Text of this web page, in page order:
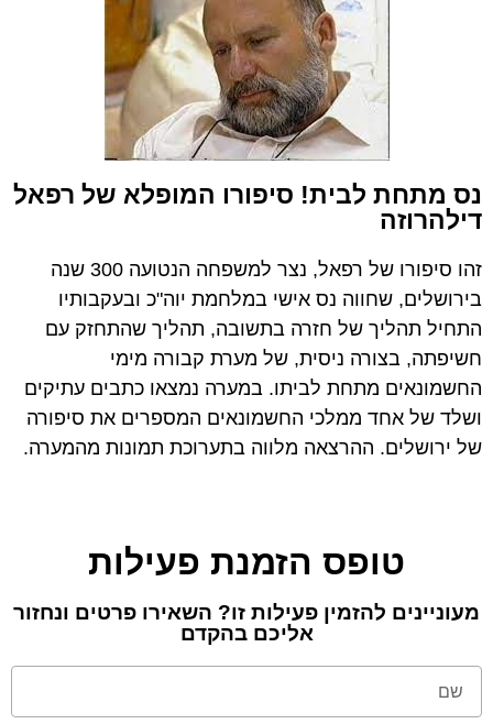
נס מתחת לבית! סיפורו המופלא של רפאל
דילהרוזה
זהו סיפורו של רפאל, נצר למשפחה הנטועה 300 שנה
בירושלים, שחווה נס אישי במלחמת יוה"כ ובעקבותיו
התחיל תהליך של חזרה בתשובה, תהליך שהתחזק עם
חשיפתה, בצורה ניסית, של מערת קבורה מימי
החשמונאים מתחת לביתו. במערה נמצאו כתבים עתיקים
ושלד של אחד ממלכי החשמונאים המספרים את סיפורה
של ירושלים. ההרצאה מלווה בתערוכת תמונות מהמערה.
טופס הזמנת פעילות
מעוניינים להזמין פעילות זו? השאירו פרטים ונחזור
אליכם בהקדם